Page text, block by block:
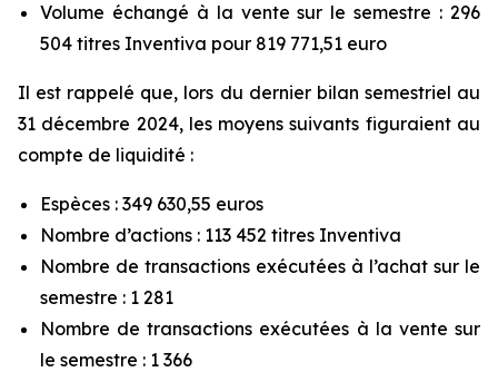
Volume échangé à la vente sur le semestre : 296
504 titres Inventiva pour 819 771,51 euro
Il est rappelé que, lors du dernier bilan semestriel au
31 décembre 2024, les moyens suivants figuraient au
compte de liquidité :
Espèces : 349 630,55 euros
Nombre d’actions : 113 452 titres Inventiva
Nombre de transactions exécutées à l’achat sur le
semestre : 1 281
Nombre de transactions exécutées à la vente sur
le semestre : 1 366